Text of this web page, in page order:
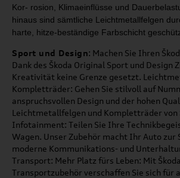
Kor- rosion, Klimaeinflüsse und Dauer­
hinaus sind sämtliche Leichtmetallfelgen
harte, hitze-beständige Farbschicht
Sport und Design: Machen Sie Ihren
Dank des Škoda Original Sport und Design
Kreativität keine Grenze gesetzt.
Kompletträder: Gehen Sie stilvoll auf
anspruchsvollen Design und der hohen
Leichtmetallfelgen und Kompletträder von
Infotainment: Teilen Sie Ihre
Wagen. Unser Zubehör macht Ihr Auto
moderne Kommunikations- und
Transport: Mehr Platz fürs Leben: Mit
Transportzubehör verschaffen Sie sich für